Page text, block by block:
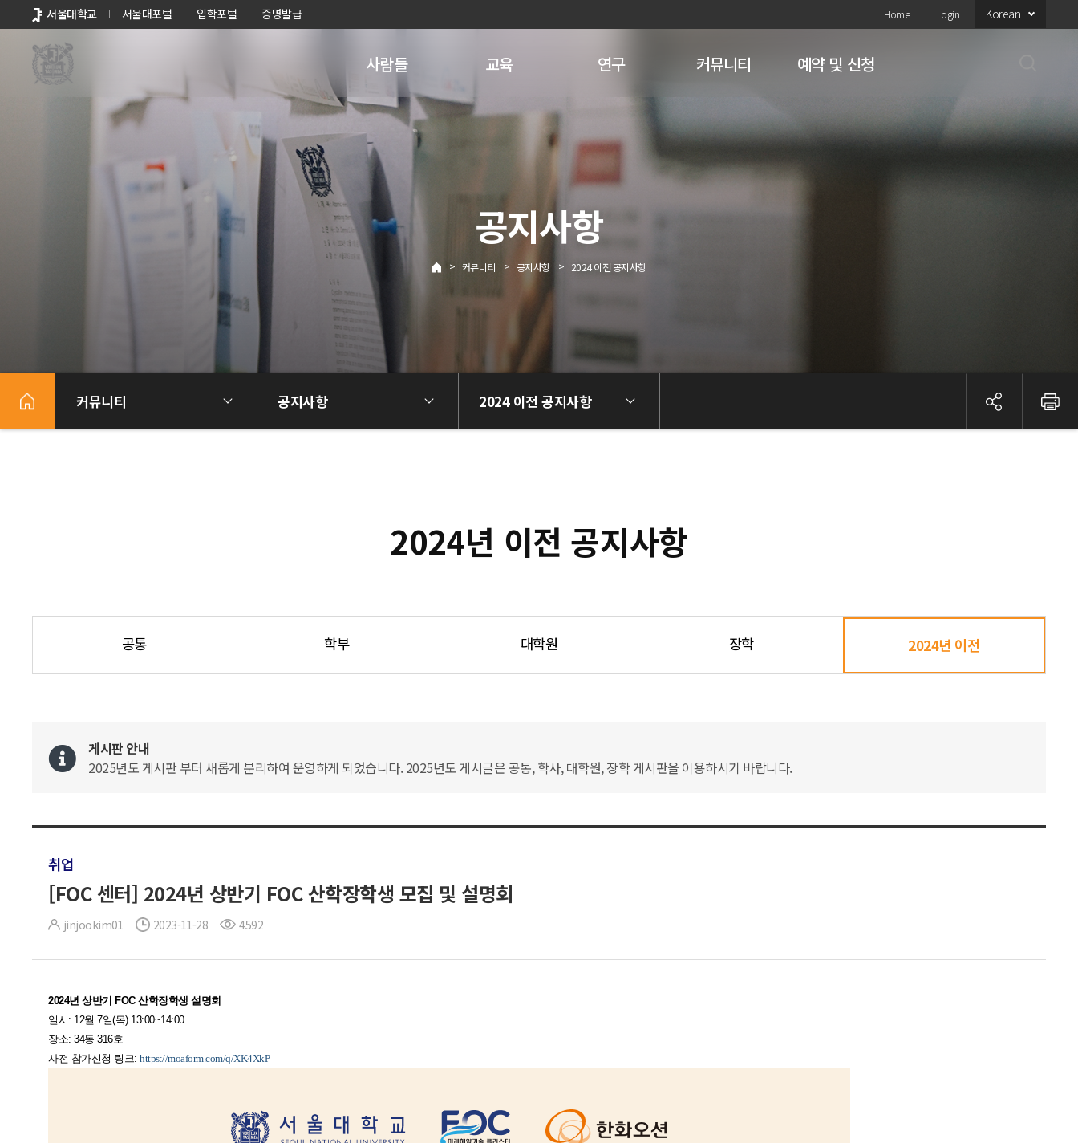
바로가기
메뉴
서울대학교 서울대포털 입학포털 증명발급 Home Login Korean
사람들 교육 연구 커뮤니티 예약 및 신청
공지사항
> 커뮤니티 > 공지사항 > 2024 이전 공지사항
커뮤니티 공지사항 2024 이전 공지사항
2024년 이전 공지사항
공통 학부 대학원 장학 2024년 이전
게시판 안내
2025년도 게시판 부터 새롭게 분리하여 운영하게 되었습니다. 2025년도 게시글은 공통, 학사, 대학원, 장학 게시판을 이용하시기 바랍니다.
취업
[FOC 센터] 2024년 상반기 FOC 산학장학생 모집 및 설명회
jinjookim01 2023-11-28 4592
2024년 상반기 FOC 산학장학생 설명회
일시: 12월 7일(목) 13:00~14:00
장소: 34동 316호
사전 참가신청 링크: https://moaform.com/q/XK4XkP